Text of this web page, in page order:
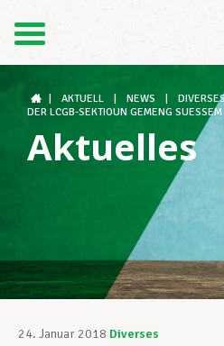
FR
Der LCGB
Unterstützung im
AKTUELL NEWS DIVERSES
DER LCGB-SEKTIOUN GEMENG SUESSEM
Aktuelles
24. Januar 2018 Diverses